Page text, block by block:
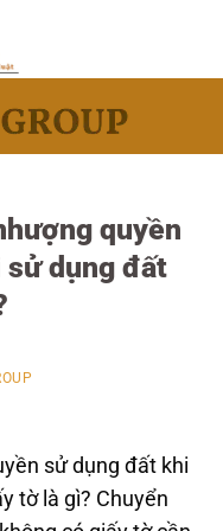
quyền
dụng đất
sử dụng đất khi
tờ là gì? Chuyển